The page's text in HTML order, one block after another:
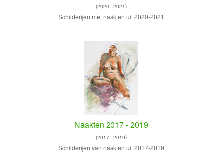
(2020 - 2021)
Schilderijen met naakten uit 2020-2021
Naakten 2017 - 2019
(2017 - 2019)
Schilderijen van naakten uit 2017-2019